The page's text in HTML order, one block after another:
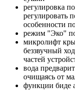
регулировка
регулировать
особенности
режим "Эко"
микролифт
беззвучный
частей
вода
очищаясь от
функции биде